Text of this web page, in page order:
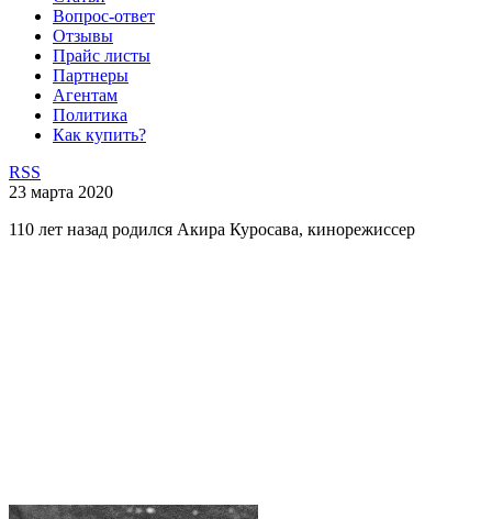
Вопрос-ответ
Отзывы
Прайс листы
Партнеры
Агентам
Политика
Как купить?
RSS
23 марта 2020
110 лет назад родился Акира Куросава, кинорежиссер